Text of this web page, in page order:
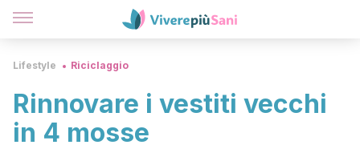
Lifestyle Riciclaggio
Rinnovare i vestiti vecchi
in 4 mosse